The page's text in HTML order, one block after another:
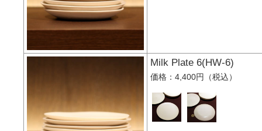
Milk Plate 6(HW-
価格：4,400円（税込）